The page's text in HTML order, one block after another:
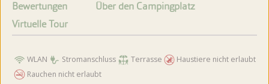
Bewertungen
Über den Campingplatz
Virtuelle Tour
WLAN Stromanschluss Terrasse
Haustiere nicht erlaubt
Rauchen nicht erlaubt